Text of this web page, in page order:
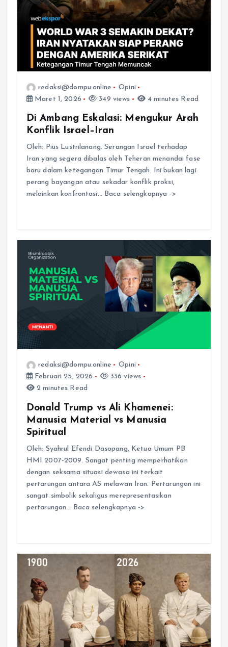
redaksi@dompu.online
Opini
Maret 1, 2026
349 views 4 minutes Read
Di Ambang Eskalasi: Mengukur Arah
Konflik Israel–Iran
Oleh: Pius Lustrilanang. Serangan Israel terhadap
Iran yang segera dibalas oleh Teheran menandai fase
baru dalam ketegangan Timur Tengah. Ini bukan lagi
perang bayangan atau sekadar konflik proksi,
melainkan konfrontasi… Baca selengkapnya ->
redaksi@dompu.online
Opini
Februari 25, 2026
336 views
2 minutes Read
Donald Trump vs Ali Khamenei:
Manusia Material vs Manusia
Spiritual
Oleh: Syahrul Efendi Dasopang, Ketua Umum PB
HMI 2007-2009. Sangat penting memperhatikan
dengan seksama situasi dewasa ini terkait
pertarungan antara AS melawan Iran. Pertarungan ini
sangat simbolik sekaligus merepresentasikan
pertarungan… Baca selengkapnya ->